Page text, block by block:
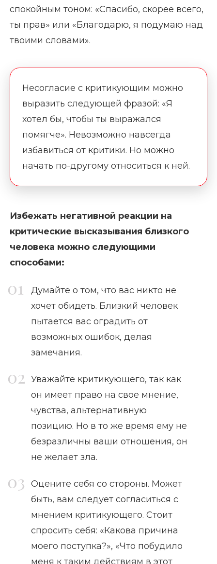
спокойным тоном: «Спасибо, скорее всего,
ты прав» или «Благодарю, я подумаю над
твоими словами».
Несогласие с критикующим можно
выразить следующей фразой: «Я
хотел бы, чтобы ты выражался
помягче». Невозможно навсегда
избавиться от критики. Но можно
начать по-другому относиться к ней.
Избежать негативной реакции на
критические высказывания близкого
человека можно следующими
способами:
Думайте о том, что вас никто не
хочет обидеть. Близкий человек
пытается вас оградить от
возможных ошибок, делая
замечания.
Уважайте критикующего, так как
он имеет право на свое мнение,
чувства, альтернативную
позицию. Но в то же время ему не
безразличны ваши отношения, он
не желает зла.
Оцените себя со стороны. Может
быть, вам следует согласиться с
мнением критикующего. Стоит
спросить себя: «Какова причина
моего поступка?», «Что побудило
меня к таким действиям в этот